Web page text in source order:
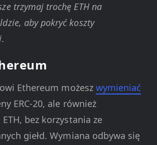
trzymaj trochę ETH na
aby pokryć koszty
Ethereum możesz wymieniać
ERC-20, ale również
bez korzystania ze
giełd. Wymiana odbywa się